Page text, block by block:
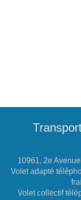
10961, 2e
Volet adapté
Volet collectif